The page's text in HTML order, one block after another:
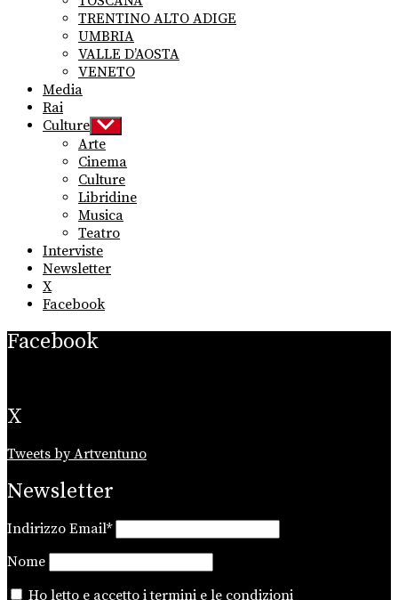
TRENTINO ALTO ADIGE
UMBRIA
VALLE D’AOSTA
VENETO
Media
Rai
Culture Show
sub
menu
Arte
Cinema
Culture
Libridine
Musica
Teatro
Interviste
Newsletter
X
Facebook
Facebook
X
Tweets by Artventuno
Newsletter
Indirizzo Email*
Nome
Ho letto e accetto itermini e le condizioni